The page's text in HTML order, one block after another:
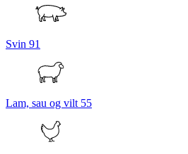
Svin 91
Lam, sau og vilt 55